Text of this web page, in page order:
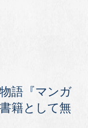
語『マンガ
籍として無